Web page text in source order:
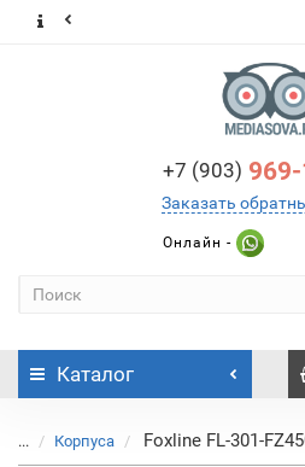
+7 (903)
Заказать
Онлайн -
Каталог
... Корпуса Foxline FL-301-